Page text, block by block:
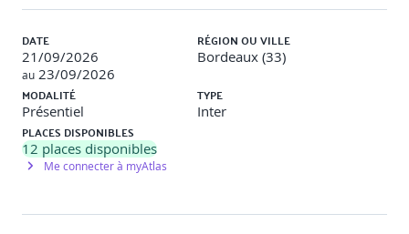
DATE
21/09/2026
au 23/09/2026
RÉGION OU VILLE
Bordeaux (33)
MODALITÉ
Présentiel
TYPE
Inter
PLACES DISPONIBLES
12 places disponibles
Me connecter à myAtlas